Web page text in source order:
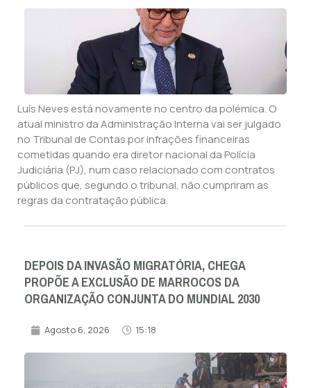
Luís Neves está novamente no centro da polémica. O
atual ministro da Administração Interna vai ser julgado
no Tribunal de Contas por infrações financeiras
cometidas quando era diretor nacional da Polícia
Judiciária (PJ), num caso relacionado com contratos
públicos que, segundo o tribunal, não cumpriram as
regras da contratação pública.
DEPOIS DA INVASÃO MIGRATÓRIA, CHEGA
PROPÕE A EXCLUSÃO DE MARROCOS DA
ORGANIZAÇÃO CONJUNTA DO MUNDIAL 2030
Agosto 6, 2026 15:18